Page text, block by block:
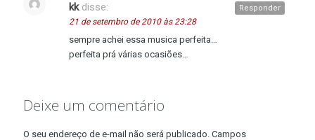
kk disse:
21 de setembro de 2010 às 23:28
sempre achei essa musica perfeita…
perfeita prá várias ocasiões…
Responder
Deixe um comentário
O seu endereço de e-mail não será publicado. Campos